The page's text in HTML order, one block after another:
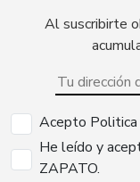
Al suscribirte
Acepto
He leído y
ZAPATO.